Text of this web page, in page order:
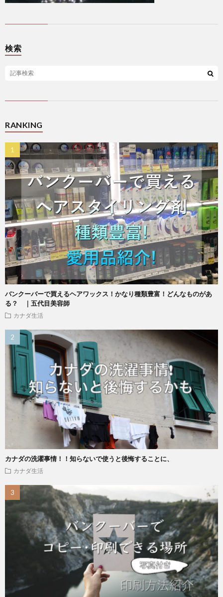
検索
RANKING
バンクーバーで買えるヘアワックス！かなり種類豊富！どんなものがあ
る？ ｜五代目美容師
カナダ生活
カナダの洗濯事情！！知らないで使うと後悔することに、
カナダ生活